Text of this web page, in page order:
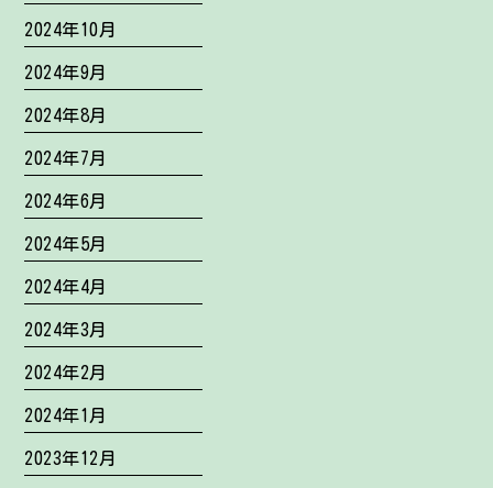
2024年10月
2024年9月
2024年8月
2024年7月
2024年6月
2024年5月
2024年4月
2024年3月
2024年2月
2024年1月
2023年12月